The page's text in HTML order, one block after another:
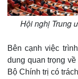
Hội nghị Trung
Bên cạnh việc
dung quan trọng
Bộ Chính trị có